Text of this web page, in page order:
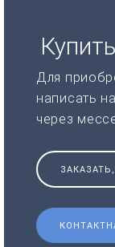
Для
написать
через